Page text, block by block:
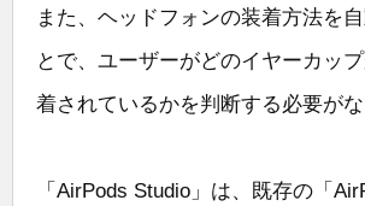
また、ヘッドフォンの装着方法を
とで、ユーザーがどのイヤーカッ
着されているかを判断する必要が
「AirPods Studio」は、既存の「